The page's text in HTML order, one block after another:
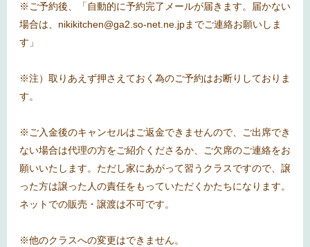
※ご予約後、「自動的に予約完了メールが届きます。届かない
場合は、nikikitchen@ga2.so-net.ne.jpまでご連絡お願いしま
す」
※注）取りあえず押さえておく為のご予約はお断りしておりま
す。
※ご入金後のキャンセルはご返金できませんので、ご出席でき
ない場合は代理の方をご紹介くださるか、ご欠席のご連絡をお
願いいたします。ただし家にあがって習うクラスですので、譲
った方は譲った人の責任をもっていただくかたちになります。
ネットでの販売・譲渡は不可です。
※他のクラスへの変更はできません。